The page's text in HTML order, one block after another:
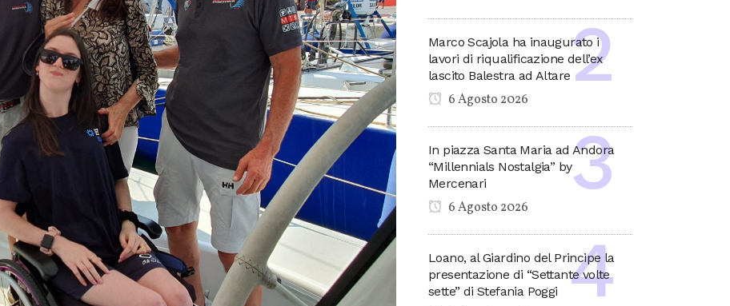
Marco Scajola ha inaugurato i
lavori di riqualificazione dell’ex
lascito Balestra ad Altare
6 Agosto 2026
In piazza Santa Maria ad Andora
“Millennials Nostalgia” by
Mercenari
6 Agosto 2026
Loano, al Giardino del Principe la
presentazione di “Settante volte
sette” di Stefania Poggi